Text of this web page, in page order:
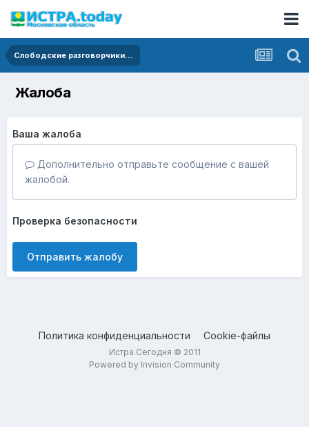
Слободские разговорчики...
Жалоба
Ваша жалоба
Дополнительно отправьте сообщение с вашей
жалобой.
Проверка безопасности
Отправить жалобу
Политика конфиденциальности Cookie-файлы
Истра.Сегодня © 2011
Powered by Invision Community